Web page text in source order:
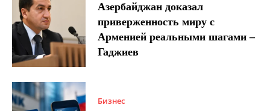
Азербайджан доказал
приверженность миру с
Арменией реальными шагами –
Гаджиев
Бизнес